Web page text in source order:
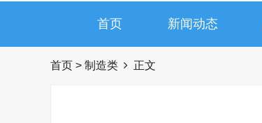
首页 新闻动态
首页 > 制造类 正文